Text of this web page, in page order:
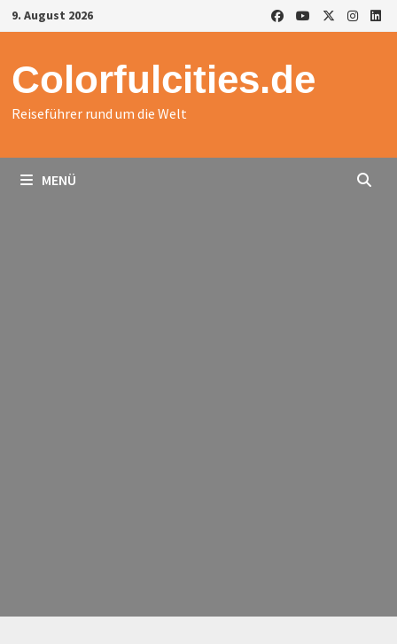
Zurück
zum
9. August 2026
Colorfulcities.de
Reiseführer rund um die Welt
MENÜ